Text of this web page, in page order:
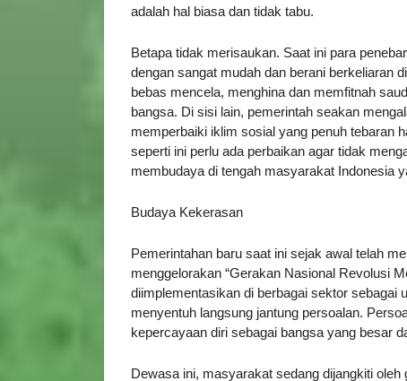
adalah hal biasa dan tidak tabu.
Betapa tidak merisaukan. Saat ini para
dengan sangat mudah dan berani berkeliaran
bebas mencela, menghina dan memfitnah
bangsa. Di sisi lain, pemerintah seakan
memperbaiki iklim sosial yang penuh tebaran
seperti ini perlu ada perbaikan agar tidak
membudaya di tengah masyarakat Indonesia
Budaya Kekerasan
Pemerintahan baru saat ini sejak awal telah
menggelorakan “Gerakan Nasional Revolusi
diimplementasikan di berbagai sektor sebagai
menyentuh langsung jantung persoalan.
kepercayaan diri sebagai bangsa yang besar
Dewasa ini, masyarakat sedang dijangkiti